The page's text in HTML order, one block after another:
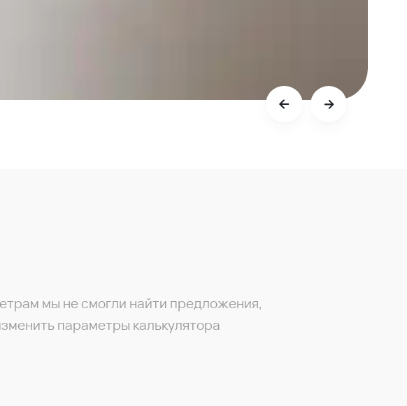
мы не смогли найти предложения,
параметры калькулятора